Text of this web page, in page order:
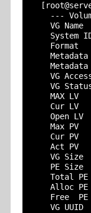
---
VG Name
System
Format
Metadata
Metadata
VG
VG
MAX LV
Cur LV
Open LV
Max PV
Cur PV
Act PV
VG Size
PE Size
Total PE
Alloc PE
Free  PE
VG UUID